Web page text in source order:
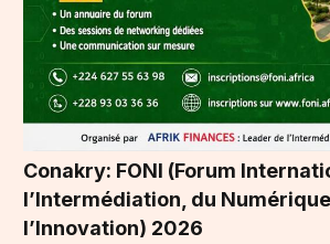
Conakry: FONI (Forum
l’Intermédiation, du
l’Innovation) 2026